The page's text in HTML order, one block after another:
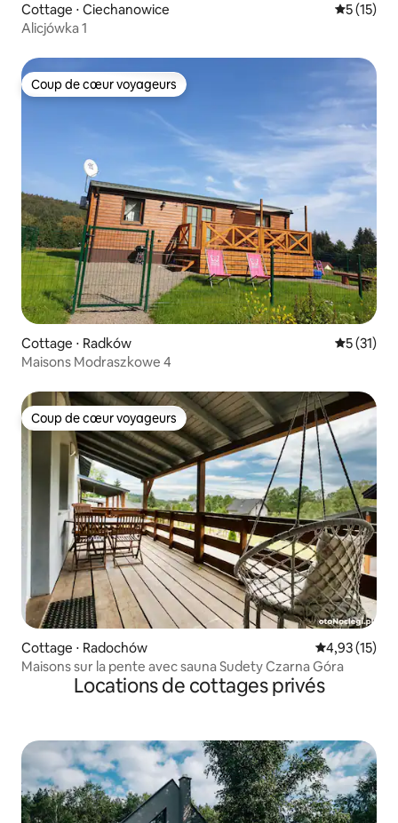
Cottage ⋅ Ciechanowice
5 (15)
Alicjówka 1
Coup de cœur voyageurs
Coup de cœur voyageurs
Cottage ⋅ Radków
5 (31)
Maisons Modraszkowe 4
Coup de cœur voyageurs
Coup de cœur voyageurs
Cottage ⋅ Radochów Évaluation
4,93 (15)
Maisons sur la pente avec sauna Sudety Czarna Góra
Locations de cottages privés